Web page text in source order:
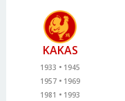
KAKAS
1933
1945
1957
1969
1981
1993